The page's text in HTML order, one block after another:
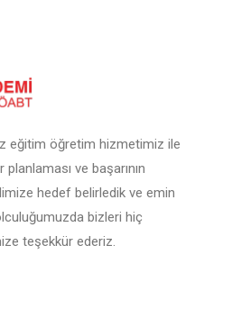
eğitim öğretim hizmetimiz ile
ve başarının
hedef belirledik ve emin
bizleri hiç
teşekkür ederiz.